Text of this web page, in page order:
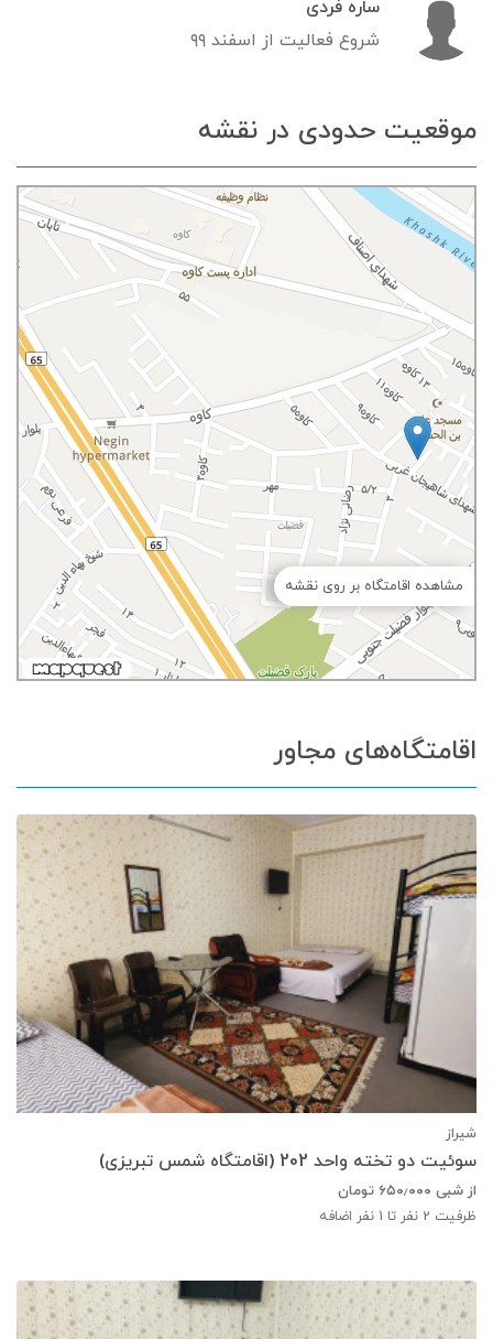
ساره فردی
شروع فعالیت از اسفند ۹۹
موقعیت حدودی در نقشه
مشاهده اقامتگاه بر روی نقشه
اقامتگاه‌های مجاور
شیراز
سوئیت دو تخته واحد 202 (اقامتگاه شمس تبریزی)
از شبی ۶۵۰٫۰۰۰ تومان
ظرفیت 2 نفر تا 1 نفر اضافه